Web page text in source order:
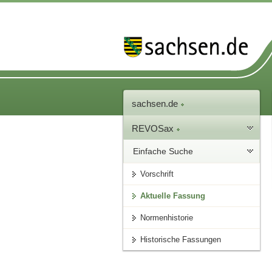
sachsen.de
REVOSax
Einfache Suche
Vorschrift
Aktuelle Fassung
Normenhistorie
Historische Fassungen